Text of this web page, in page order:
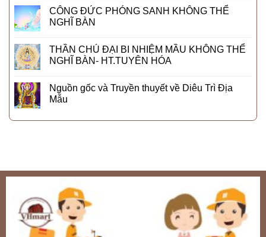
CÔNG ĐỨC PHÓNG SANH KHÔNG THỂ
NGHĨ BÀN
THẦN CHÚ ĐẠI BI NHIỆM MẦU KHÔNG THỂ
NGHĨ BÀN- HT.TUYÊN HÓA
Nguồn gốc và Truyền thuyết về Diêu Trì Địa
Mẫu